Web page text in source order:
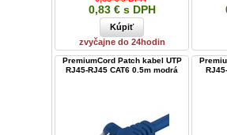
0,83 € s DPH
zvyčajne do 24hodin
PremiumCord Patch kabel UTP
RJ45-RJ45 CAT6 0.5m modrá